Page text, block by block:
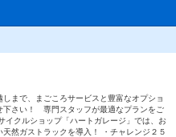
まで、まごころサービスと豊富なオプショ
下さい！ 専門スタッフが最適なプランをご
イクルショップ「ハートガレージ」では、お
然ガストラックを導入！ ・チャレンジ２５